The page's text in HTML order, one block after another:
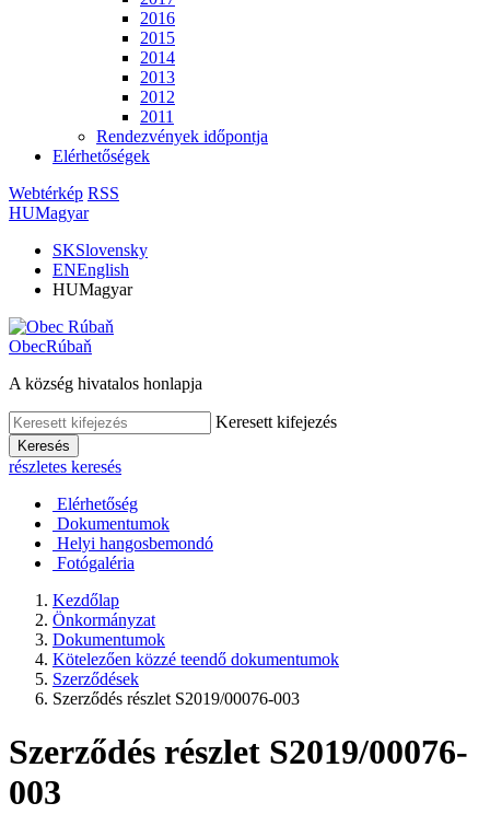
2016
2015
2014
2013
2012
2011
Rendezvények időpontja
Elérhetőségek
Webtérkép RSS
HUMagyar
SKSlovensky
ENEnglish
HUMagyar
ObecRúbaň
A község hivatalos honlapja
Keresett kifejezés
Keresés
részletes keresés
Elérhetőség
Dokumentumok
Helyi hangosbemondó
Fotógaléria
Kezdőlap
Önkormányzat
Dokumentumok
Kötelezően közzé teendő dokumentumok
Szerződések
Szerződés részlet S2019/00076-003
Szerződés részlet S2019/00076-
003